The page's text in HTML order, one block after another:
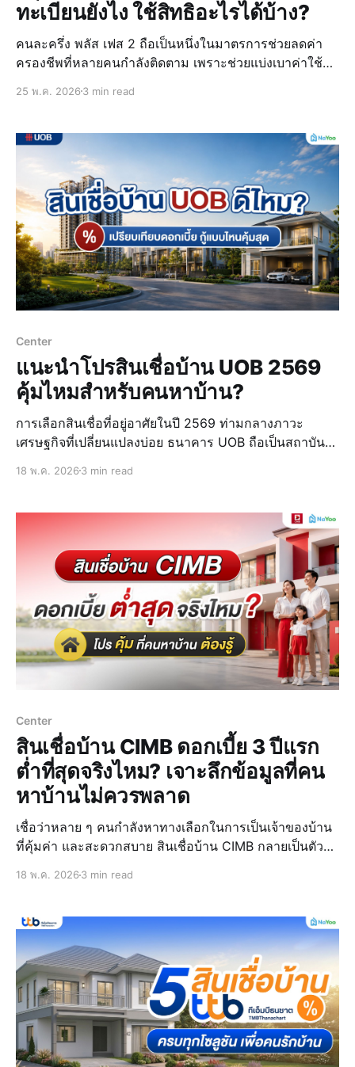
ทะเบียนยังไง ใช้สิทธิอะไรได้บ้าง?
คนละครึ่ง พลัส เฟส 2 ถือเป็นหนึ่งในมาตรการช่วยลดค่า
ครองชีพที่หลายคนกำลังติดตาม เพราะช่วยแบ่งเบาค่าใช้
บทความนี้ น้อง “น่าอยู่” จะมาสรุปให้ครบทั้งเรื่อง คนละครึ่ง
25 พ.ค. 2026 3 min read
Center
แนะนำโปรสินเชื่อบ้าน UOB 2569
คุ้มไหมสำหรับคนหาบ้าน?
การเลือกสินเชื่อที่อยู่อาศัยในปี 2569 ท่ามกลางภาวะ
เศรษฐกิจที่เปลี่ยนแปลงบ่อย ธนาคาร UOB ถือเป็นสถาบัน
ผลิตภัณฑ์ที่ครอบคลุมทุกความต้องการ พร้อมจุดเด่นเรื่อง
18 พ.ค. 2026 3 min read
Center
สินเชื่อบ้าน CIMB ดอกเบี้ย 3 ปีแรก
ต่ำที่สุดจริงไหม? เจาะลึกข้อมูลที่คน
หาบ้านไม่ควรพลาด
เชื่อว่าหลาย ๆ คนกำลังหาทางเลือกในการเป็นเจ้าของบ้าน
ที่คุ้มค่า และสะดวกสบาย สินเชื่อบ้าน CIMB กลายเป็นตัว
18 พ.ค. 2026 3 min read